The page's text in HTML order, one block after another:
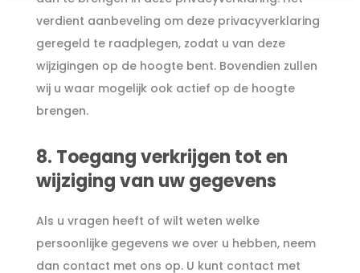
verdient aanbeveling om deze privacyverklaring
geregeld te raadplegen, zodat u van deze
wijzigingen op de hoogte bent. Bovendien zullen
wij u waar mogelijk ook actief op de hoogte
brengen.
8. Toegang verkrijgen tot en
wijziging van uw gegevens
Als u vragen heeft of wilt weten welke
persoonlijke gegevens we over u hebben, neem
dan contact met ons op. U kunt contact met